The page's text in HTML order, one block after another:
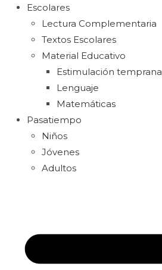
Escolares
Lectura Complementaria
Textos Escolares
Material Educativo
Estimulación temprana
Lenguaje
Matemáticas
Pasatiempo
Niños
Jóvenes
Adultos